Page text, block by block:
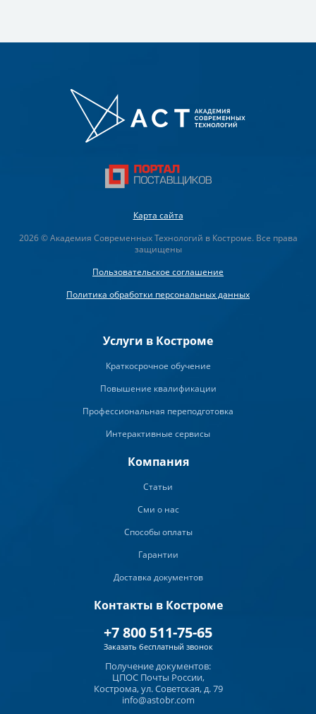
Карта сайта
2026 © Академия Современных Технологий в Костроме. Все права
защищены
Пользовательское соглашение
Политика обработки персональных данных
Услуги в Костроме
Краткосрочное обучение
Повышение квалификации
Профессиональная переподготовка
Интерактивные сервисы
Компания
Статьи
Сми о нас
Способы оплаты
Гарантии
Доставка документов
Контакты в Костроме
+7 800 511-75-65
Заказать бесплатный звонок
Получение документов:
ЦПОС Почты России,
Кострома, ул. Советская, д. 79
info@astobr.com